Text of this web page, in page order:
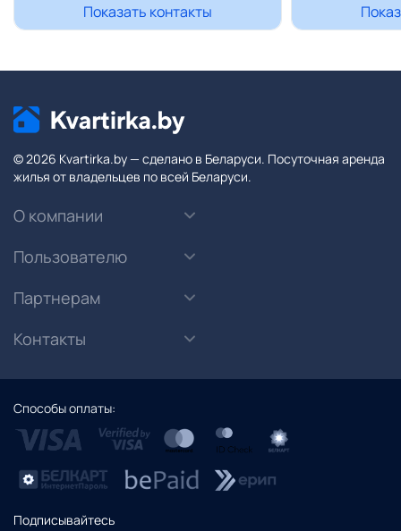
Показать контакты
© 2026 Kvartirka.by — сделано в Беларуси. Посуточная аренда
жилья от владельцев по всей Беларуси.
О компании
Пользователю
Партнерам
Контакты
Способы оплаты:
Подписывайтесь